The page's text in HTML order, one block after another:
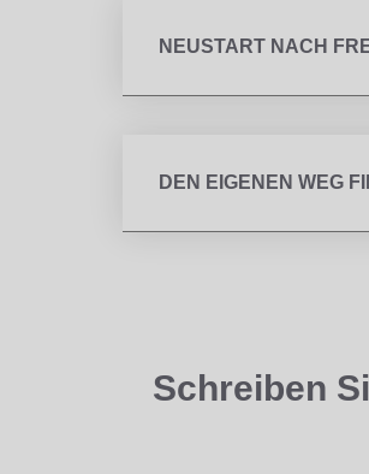
NEUSTART NACH
DEN EIGENEN WEG
Schreiben